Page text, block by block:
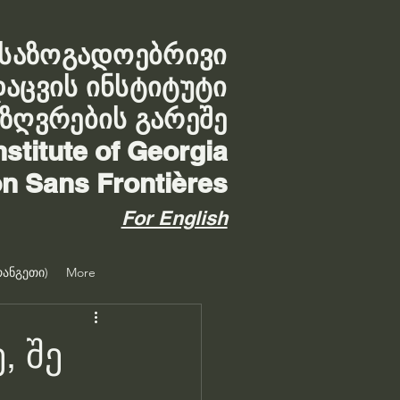
ინსტიტუტი
გარეშე
of Georgia
Sans Frontières
For English
More
შე